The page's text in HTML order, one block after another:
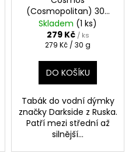
(Cosmopolitan) 30g
Darkside Core
Skladem (1 ks)
279 Kč / ks
Měrná
279 Kč / 30 g
DO KOŠÍKU
Tabák do vodní dýmky
značky Darkside z Ruska.
Patří mezi střední až
silnější...